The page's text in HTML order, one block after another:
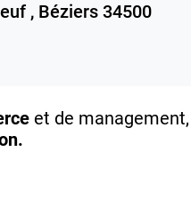
, Béziers 34500
et de